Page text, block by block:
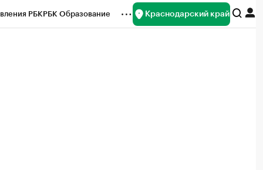
РБКРБК Образование Краснодарский край